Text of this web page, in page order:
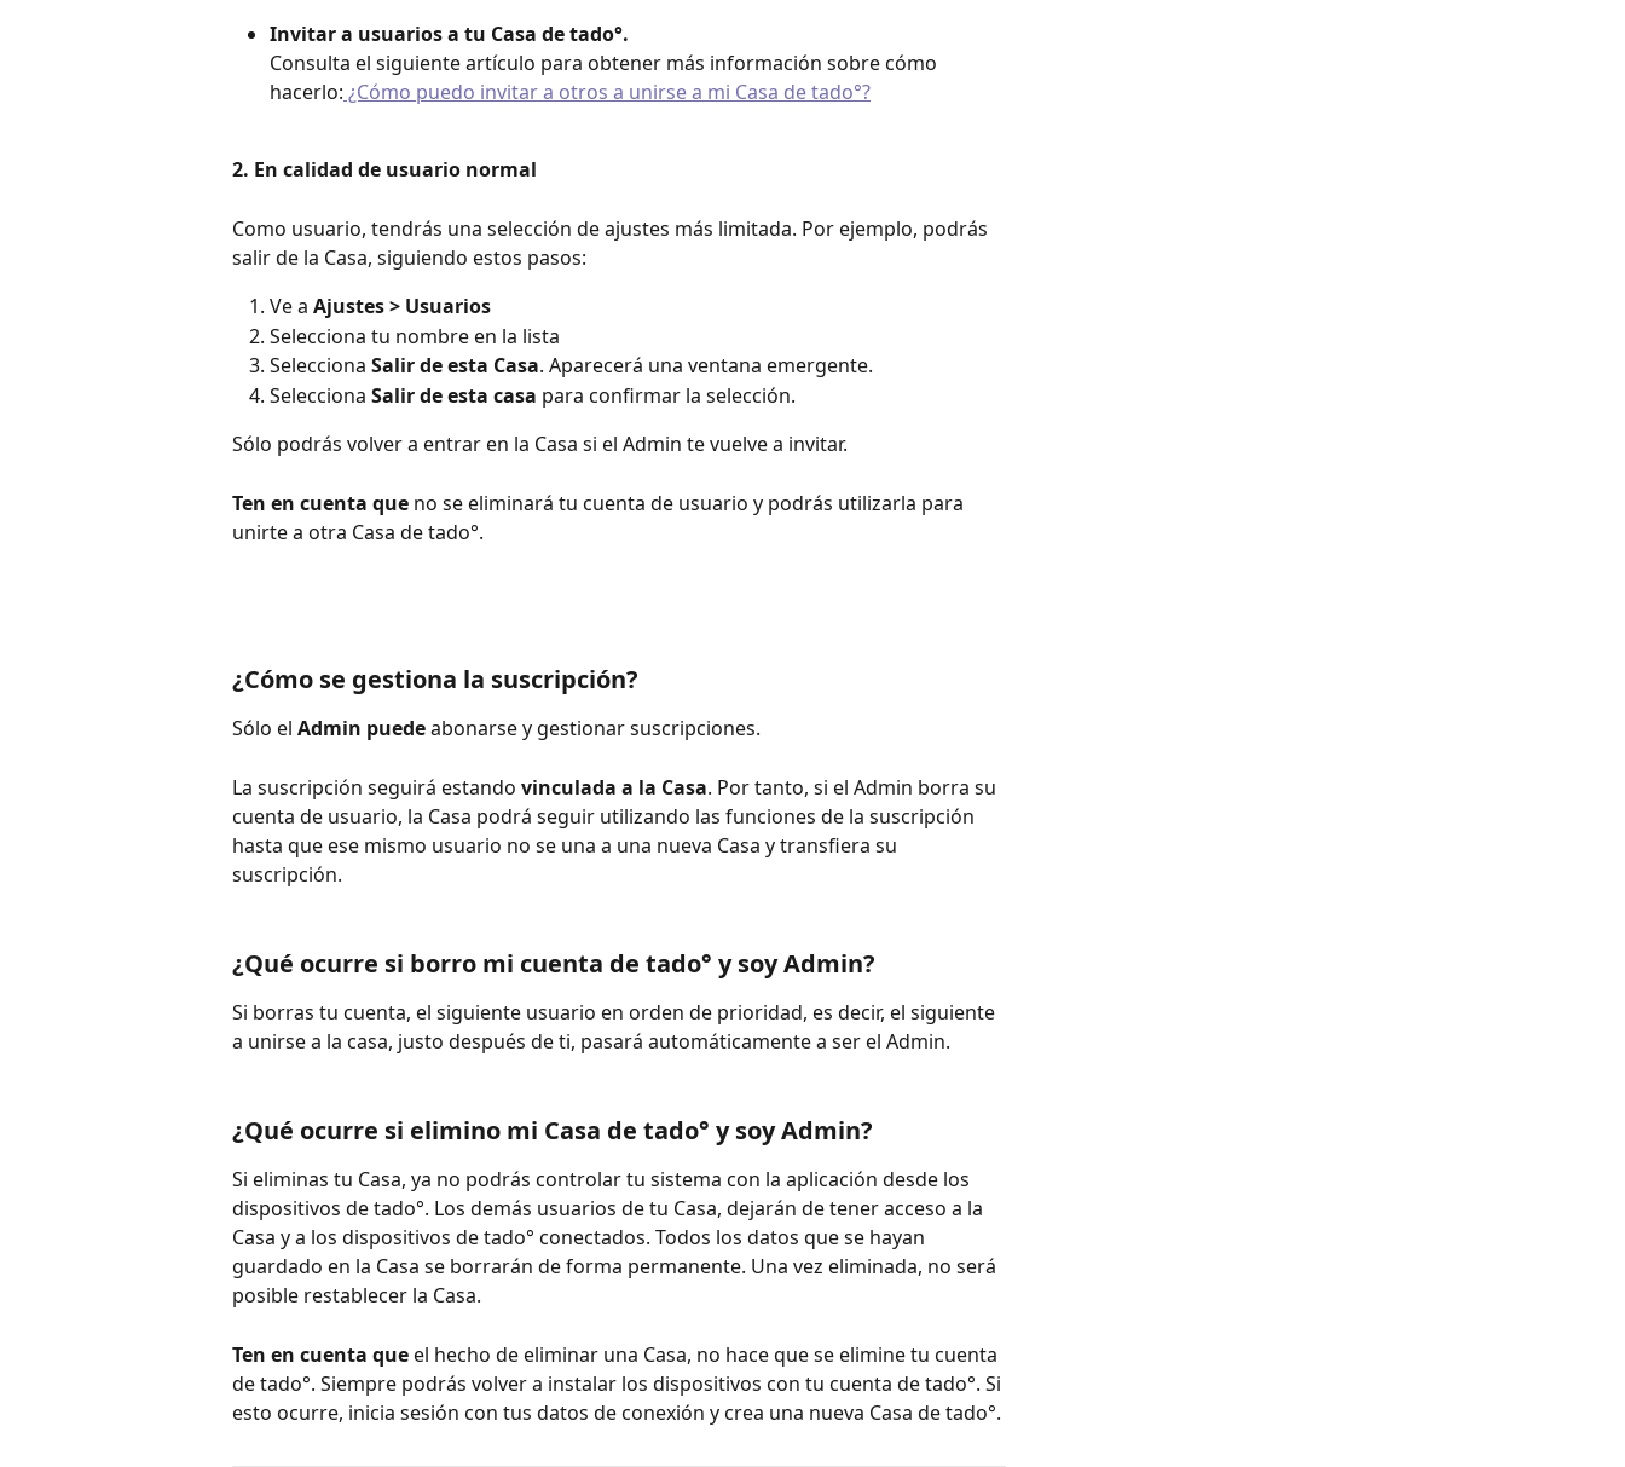
Invitar a usuarios a tu Casa de tado°.
Consulta el siguiente artículo para obtener más información sobre cómo
hacerlo: ¿Cómo puedo invitar a otros a unirse a mi Casa de tado°?
2. En calidad de usuario normal
Como usuario, tendrás una selección de ajustes más limitada. Por ejemplo, podrás
salir de la Casa, siguiendo estos pasos:
Ve a Ajustes > Usuarios
Selecciona tu nombre en la lista
Selecciona Salir de esta Casa. Aparecerá una ventana emergente.
Selecciona Salirde esta casa para confirmar la selección.
Sólo podrás volver a entrar en la Casa si el Admin te vuelve a invitar.
Ten en cuenta que no se eliminará tu cuenta de usuario y podrás utilizarla para
unirte a otra Casa de tado°.
¿Cómo se gestiona la suscripción?
Sólo el Admin puede abonarse y gestionar suscripciones.
La suscripción seguirá estando vinculada a la Casa. Por tanto, si el Admin borra su
cuenta de usuario, la Casa podrá seguir utilizando las funciones de la suscripción
hasta que ese mismo usuario no se una a una nueva Casa y transfiera su
suscripción.
¿Qué ocurre si borro mi cuenta de tado° y soy Admin?
Si borras tu cuenta, el siguiente usuario en orden de prioridad, es decir, el siguiente
a unirse a la casa, justo después de ti, pasará automáticamente a ser el Admin.
¿Qué ocurre si elimino mi Casa de tado° y soy Admin?
Si eliminas tu Casa, ya no podrás controlar tu sistema con la aplicación desde los
dispositivos de tado°. Los demás usuarios de tu Casa, dejarán de tener acceso a la
Casa y a los dispositivos de tado° conectados. Todos los datos que se hayan
guardado en la Casa se borrarán de forma permanente. Una vez eliminada, no será
posible restablecer la Casa.
Ten en cuenta que el hecho de eliminar una Casa, no hace que se elimine tu cuenta
de tado°. Siempre podrás volver a instalar los dispositivos con tu cuenta de tado°. Si
esto ocurre, inicia sesión con tus datos de conexión y crea una nueva Casa de tado°.